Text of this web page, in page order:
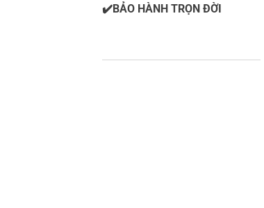
✔️BẢO HÀNH TRỌN ĐỜI